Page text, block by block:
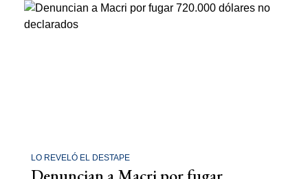
LO REVELÓ EL DESTAPE